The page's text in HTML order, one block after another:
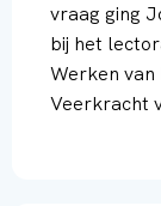
vraag ging
bij het
Werken van
Veerkracht